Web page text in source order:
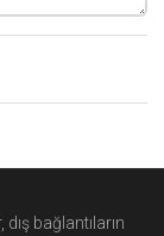
bağlantıların